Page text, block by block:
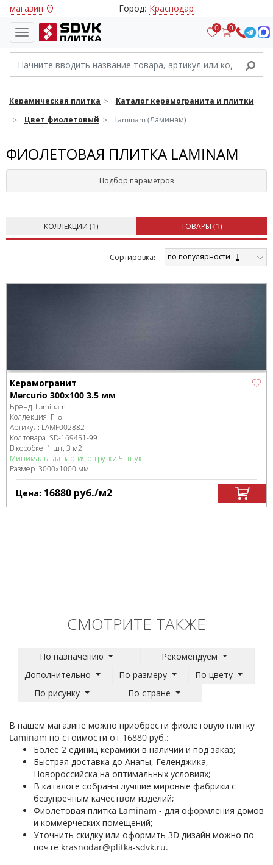
магазин Город: Краснодар
0 0
Керамическая плитка
Каталог керамогранита и плитки
Цвет фиолетовый
Laminam (Ламинам)
ФИОЛЕТОВАЯ ПЛИТКА LAMINAM
Подбор параметров
КОЛЛЕКЦИИ (1) ТОВАРЫ (1)
Cортировка: по популярности
Керамогранит
Mercurio 300x100 3.5 мм
Бренд: Laminam
Коллекция: Filo
Артикул: LAMF002882
Код товара: SD-169451-99
В коробке: 1 шт, 3 м2
Минимальная партия отгрузки 5 штук
Размер: 3000x1000 мм
Цена: 16880 руб./м2
СМОТРИТЕ ТАКЖЕ
По назначению
Рекомендуем
Дополнительно
По размеру
По цвету
По рисунку
По стране
В нашем магазине можно приобрести фиолетовую плитку
Laminam по стоимости от 16880 руб.:
Более 2 единиц керамики в наличии и под заказ;
Быстрая доставка до Анапы, Геленджика,
Новороссийска на оптимальных условиях;
В каталоге собраны лучшие мировые фабрики с
безупречным качеством изделий;
Фиолетовая плитка Laminam - для оформления домов
и коммерческих помещений;
Уточнить скидку или оформить 3D дизайн можно по
почте krasnodar@plitka-sdvk.ru.